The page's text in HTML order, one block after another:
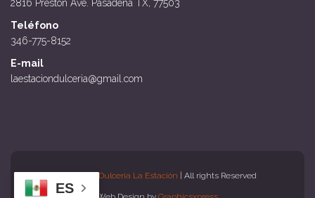
2816 Preston Ave. Pasadena TX, 77503
Teléfono
346-775-8152
E-mail
laestaciondulceria@gmail.com
CopyrightDulceria La Estación | All rights Reserved
ES